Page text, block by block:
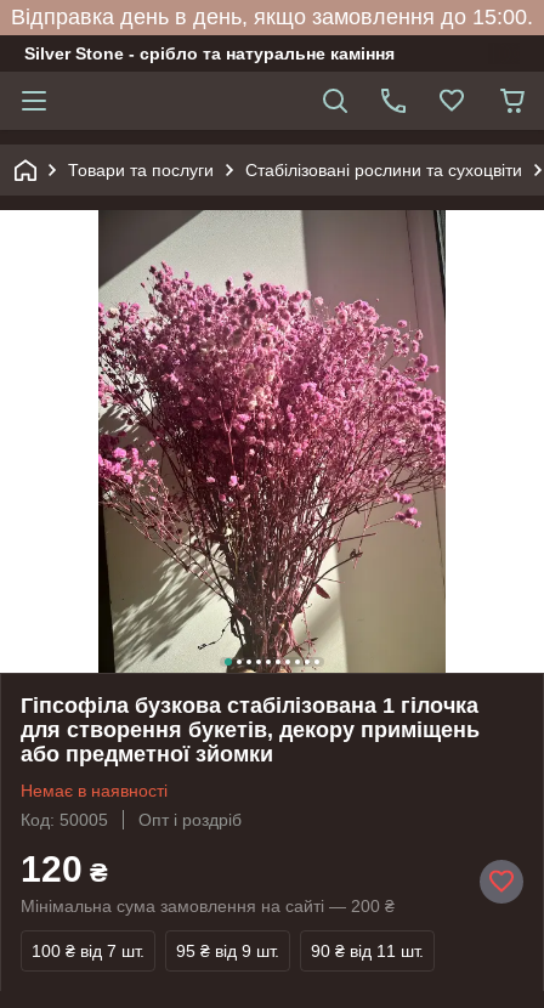
Відправка день в день, якщо замовлення до 15:00.
Silver Stone - срібло та натуральне каміння
Товари та послуги Стабілізовані рослини та сухоцвіти
Гіпсофіла бузкова стабілізована 1 гілочка
для створення букетів, декору приміщень
або предметної зйомки
Немає в наявності
Код: 50005
Опт і роздріб
120 ₴
Мінімальна сума замовлення на сайті — 200 ₴
100 ₴ від 7 шт. 95 ₴ від 9 шт. 90 ₴ від 11 шт.